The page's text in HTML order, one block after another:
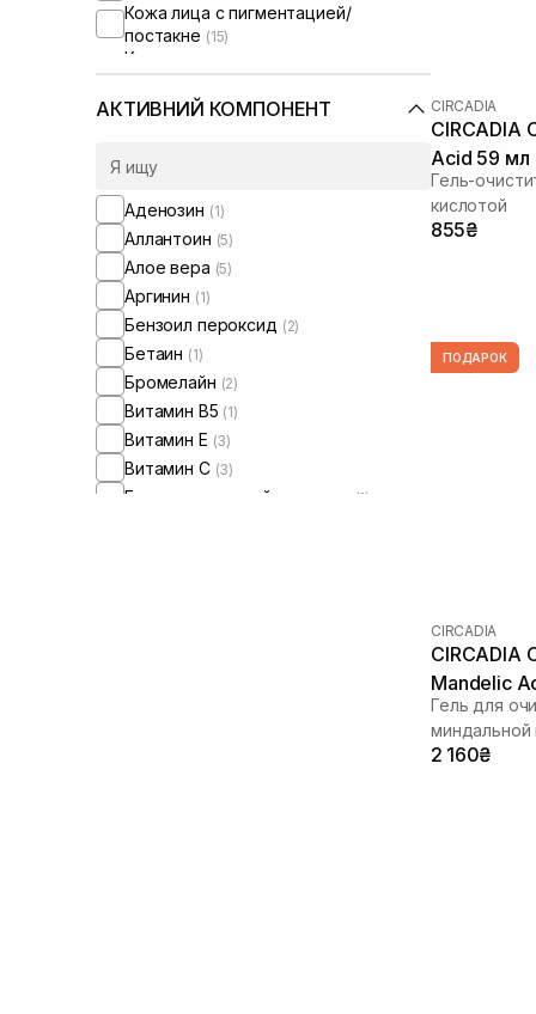
Кожа лица с пигментацией/
постакне (15)
Кожа лица с расширенными порами
Кожа лица с нарушенным
микробиомом
АКТИВНИЙ КОМПОНЕНТ
Аденозин (1)
Аллантоин (5)
Алое вера (5)
Аргинин (1)
Бензоил пероксид (2)
Бетаин (1)
Бромелайн (2)
Витамин B5 (1)
Витамин Е (3)
Витамин C (3)
Гидролизованный коллаген (1)
CIRCADIA
CIRCADIA
Acid 59 мл
Гель-
кислотой
855₴
ПОДАРОК
CIRCADIA
CIRCADIA
Mandelic
Гель для
миндальной
2 160₴